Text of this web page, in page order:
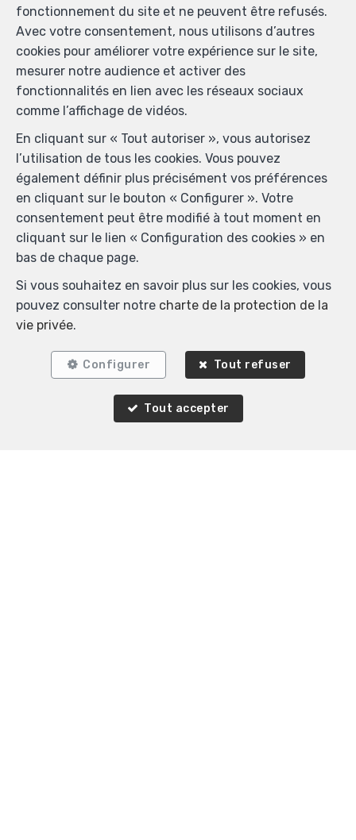
Biens similaires
2 1 92 m²
LOUÉ
Woluwe-Saint-Pierre
Rez-de-chaussée à louer
fonctionnement du site et ne peuvent être refusés.
Avec votre consentement, nous utilisons d’autres
cookies pour améliorer votre expérience sur le site,
mesurer notre audience et activer des
fonctionnalités en lien avec les réseaux sociaux
comme l’affichage de vidéos.
En cliquant sur « Tout autoriser », vous autorisez
l’utilisation de tous les cookies. Vous pouvez
également définir plus précisément vos préférences
en cliquant sur le bouton « Configurer ». Votre
consentement peut être modifié à tout moment en
cliquant sur le lien « Configuration des cookies » en
bas de chaque page.
Si vous souhaitez en savoir plus sur les cookies, vous
pouvez consulter notre charte de la protection de la
vie privée.
Configurer Tout refuser
Tout accepter